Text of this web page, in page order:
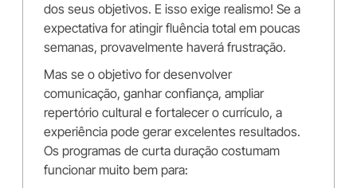
dos seus objetivos. E isso exige realismo! Se a
expectativa for atingir fluência total em poucas
semanas, provavelmente haverá frustração.
Mas se o objetivo for desenvolver
comunicação, ganhar confiança, ampliar
repertório cultural e fortalecer o currículo, a
experiência pode gerar excelentes resultados.
Os programas de curta duração costumam
funcionar muito bem para: